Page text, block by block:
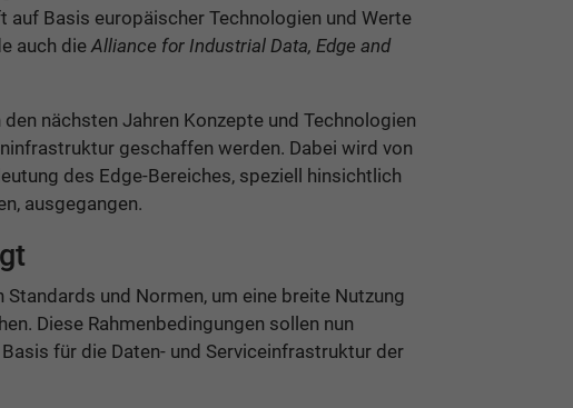
auf Basis europäischer Technologien und Werte
auch dieAlliance for Industrial Data, Edge and
nächsten Jahren Konzepte und Technologien
geschaffen werden. Dabei wird von
des Edge-Bereiches, speziell hinsichtlich
ausgegangen.
und Normen, um eine breite Nutzung
Diese Rahmenbedingungen sollen nun
für die Daten- und Serviceinfrastruktur der